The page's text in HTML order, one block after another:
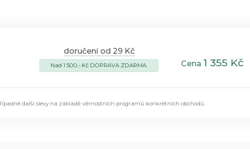
doručení od 29 Kč
Nad 1 500,- Kč DOPRAVA ZDARMA. Cena 1 355 Kč
další slevy na základě věrnostních programů konkrétních obchodů.